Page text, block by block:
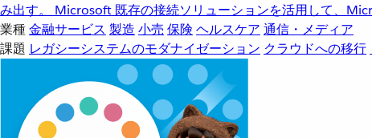
み出す。
Microsoft 既存の接続ソリューションを活用して、
業種金融サービス 製造 小売 保険 ヘルスケア 通信・メディア
課題 レガシーシステムのモダナイゼーション クラウドへの移行